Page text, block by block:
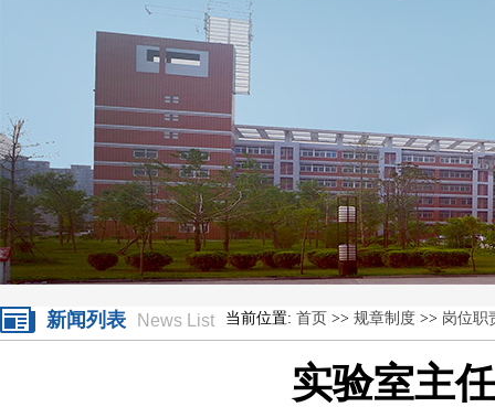
新闻列表 News List 当前位置: 首页 >> 规章制度 >> 岗位职
实验室主